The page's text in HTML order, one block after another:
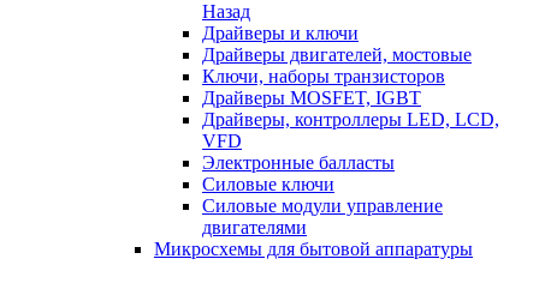
Назад
Драйверы и ключи
Драйверы двигателей, мостовые
Ключи, наборы транзисторов
Драйверы MOSFET, IGBT
Драйверы, контроллеры LED, LCD,
VFD
Электронные балласты
Силовые ключи
Силовые модули управление
двигателями
Микросхемы для бытовой аппаратуры